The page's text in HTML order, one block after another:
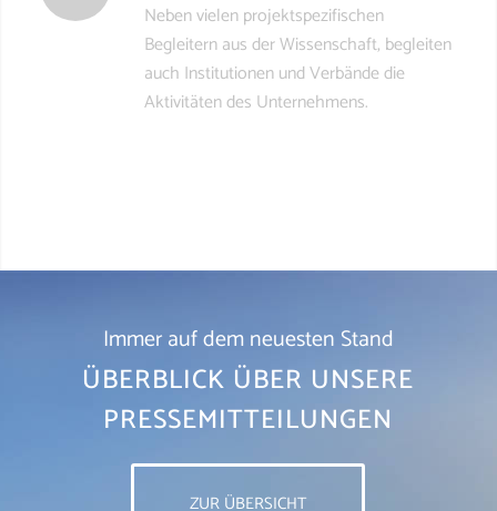
Neben vielen projektspezifischen
Begleitern aus der Wissenschaft, begleiten
auch Institutionen und Verbände die
Aktivitäten des Unternehmens.
Immer auf dem neuesten Stand
ÜBERBLICK ÜBER UNSERE
PRESSEMITTEILUNGEN
ZUR ÜBERSICHT